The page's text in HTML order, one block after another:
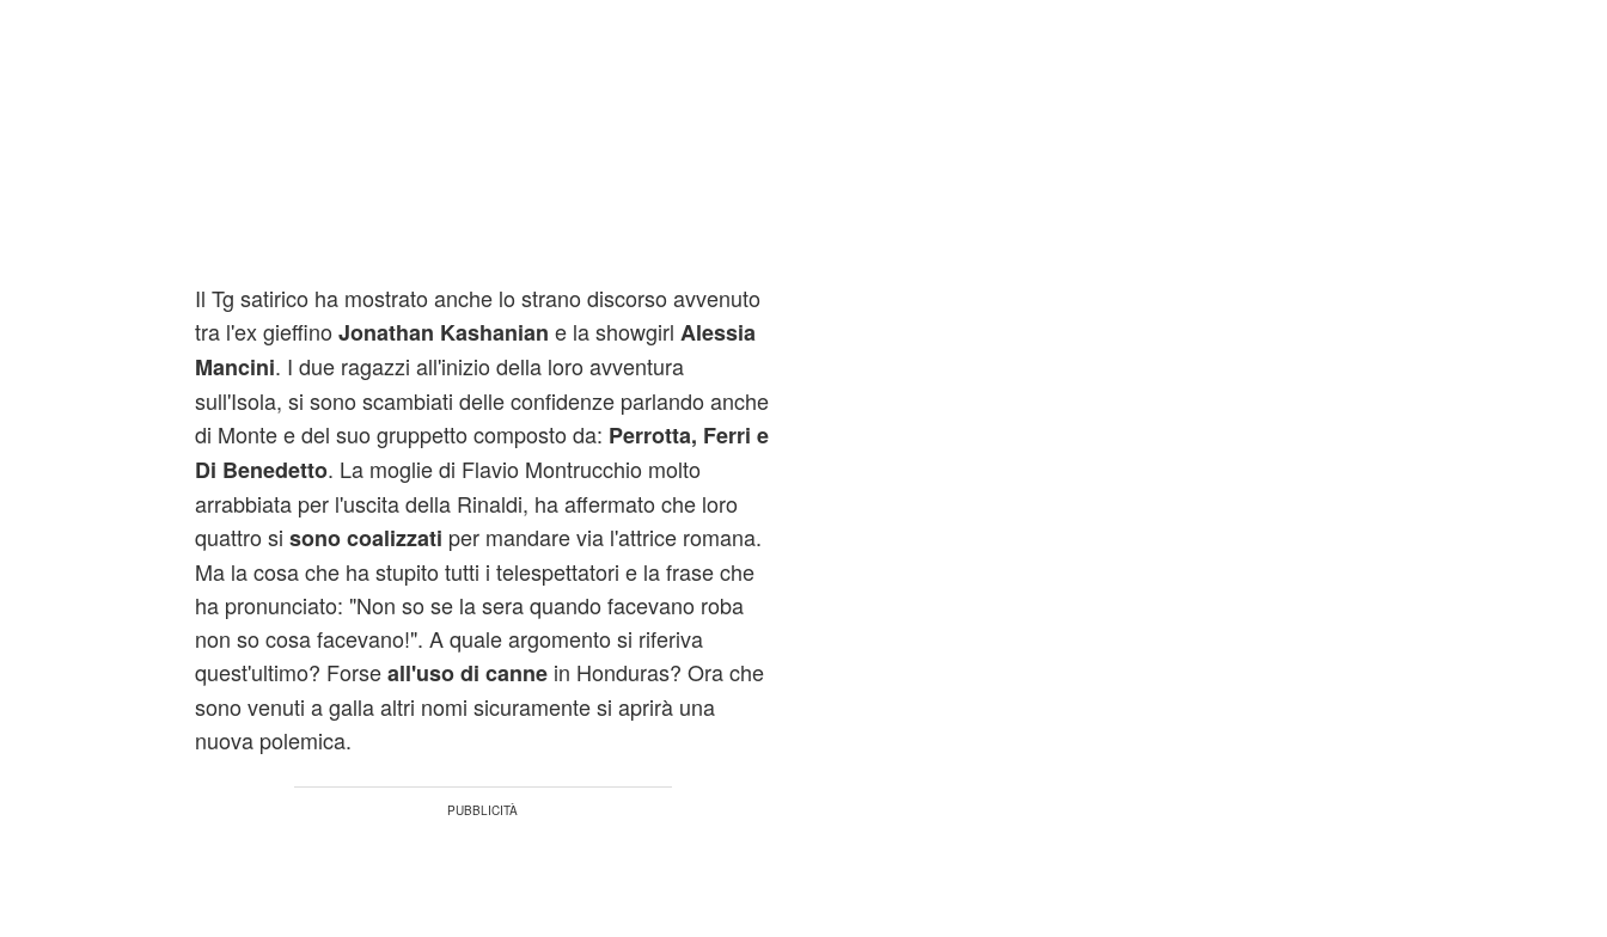
Il Tg satirico ha mostrato anche lo strano discorso avvenuto
tra l'ex gieffino Jonathan Kashanian e la showgirl Alessia
Mancini. I due ragazzi all'inizio della loro avventura
sull'Isola, si sono scambiati delle confidenze parlando anche
di Monte e del suo gruppetto composto da: Perrotta, Ferri e
Di Benedetto. La moglie di Flavio Montrucchio molto
arrabbiata per l'uscita della Rinaldi, ha affermato che loro
quattro si sono coalizzati per mandare via l'attrice romana.
Ma la cosa che ha stupito tutti i telespettatori e la frase che
ha pronunciato: "Non so se la sera quando facevano roba
non so cosa facevano!". A quale argomento si riferiva
quest'ultimo? Forseall'uso di cannein Honduras? Ora che
sono venuti a galla altri nomi sicuramente si aprirà una
nuova polemica.